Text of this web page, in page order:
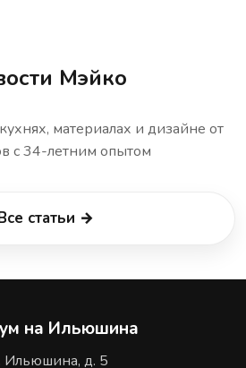
Мэйко
материалах и дизайне от
с 34-летним опытом
статьи →
на Ильюшина
Ильюшина, д. 5